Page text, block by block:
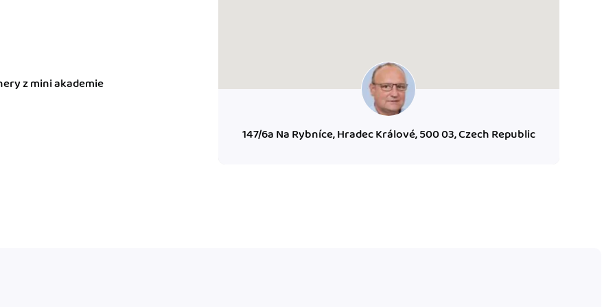
pro finanční
z mini akademie
147/6a Na Rybníce, Hradec Králové, 500 03, Czech Republic